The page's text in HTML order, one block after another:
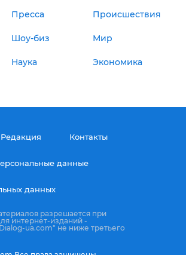
Пресса Происшествия
Шоу-биз Мир
Наука Экономика
Редакция Контакты
данные
данных
разрешается при
интернет-изданий -
ua.com" не ниже третьего